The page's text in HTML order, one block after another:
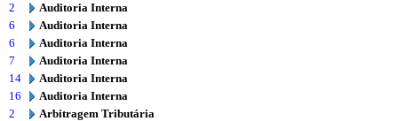
2
Auditoria Interna
6
Auditoria Interna
6
Auditoria Interna
7
Auditoria Interna
14
Auditoria Interna
16
Auditoria Interna
2
Arbitragem Tributária